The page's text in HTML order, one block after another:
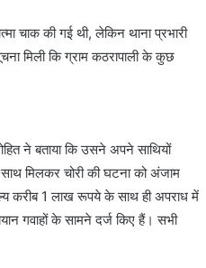
चाक की गई थी, लेकिन थाना प्रभारी
मिली कि ग्राम कठरापाली के कुछ
ने बताया कि उसने अपने साथियों
साथ मिलकर चोरी की घटना को अंजाम
करीब 1 लाख रूपये के साथ ही अपराध में
गवाहों के सामने दर्ज किए हैं। सभी